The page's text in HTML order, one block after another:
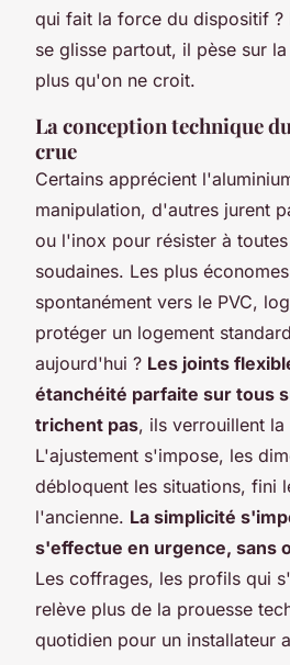
qui fait la force du dispositif ?
se glisse partout, il pèse sur
plus qu'on ne croit.
La conception technique
crue
Certains apprécient
manipulation, d'autres jurent
ou l'inox pour résister à
soudaines. Les plus
spontanément vers le PVC,
protéger un logement
aujourd'hui ? Les joints
étanchéité parfaite sur tous
trichent pas, ils verrouillent la
L'ajustement s'impose, les
débloquent les situations, fini
l'ancienne. La simplicité
s'effectue en urgence, sans
Les coffrages, les profils qui
relève plus de la prouesse
quotidien pour un installateur